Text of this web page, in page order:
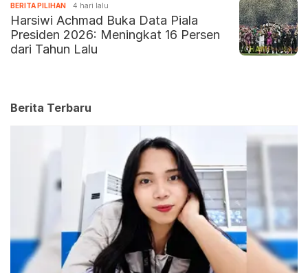
BERITA PILIHAN 4 hari lalu
Harsiwi Achmad Buka Data Piala
Presiden 2026: Meningkat 16 Persen
dari Tahun Lalu
Berita Terbaru